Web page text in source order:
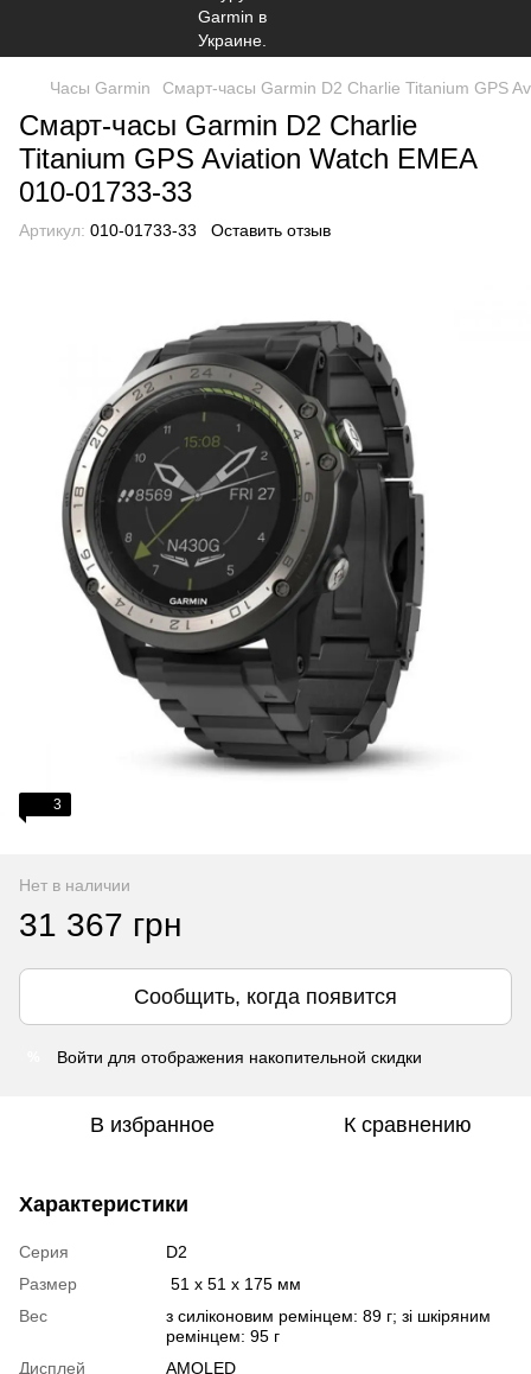
Часы Garmin Смарт-часы Garmin D2 Charlie Titanium GPS
Смарт-часы Garmin D2 Charlie
Titanium GPS Aviation Watch EMEA
010-01733-33
Артикул: 010-01733-33 Оставить отзыв
3
Нет в наличии
31 367 грн
Сообщить, когда появится
Войти для отображения накопительной скидки
В избранное К сравнению
Характеристики
Серия
D2
Размер
51 x 51 x 175 мм
Вес
з силіконовим ремінцем: 89 г; зі шкіряним
ремінцем: 95 г
Дисплей
AMOLED